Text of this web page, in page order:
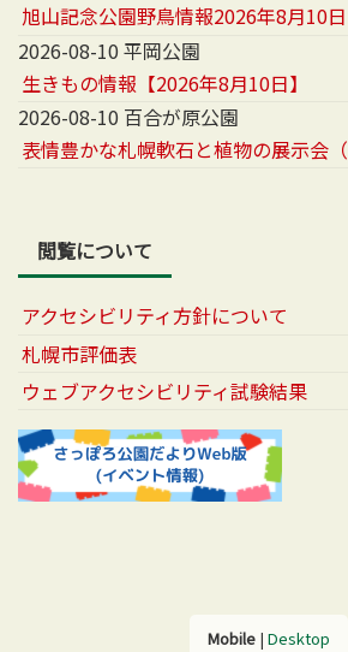
旭山記念公園野鳥情報2026年8月10日
2026-08-10 平岡公園
生きもの情報【2026年8月10日】
2026-08-10 百合が原公園
表情豊かな札幌軟石と植物の展示会
閲覧について
アクセシビリティ方針について
札幌市評価表
ウェブアクセシビリティ試験結果
Mobile | Desktop